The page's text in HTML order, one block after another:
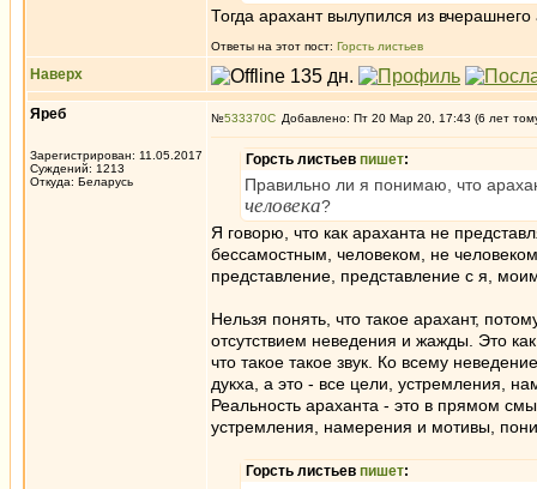
Тогда арахант вылупился из
Ответы на этот пост: Горсть листьев
Наверх
Яреб
Зарегистрирован: 11.05.2017
Суждений: 1213
Откуда: Беларусь
№533370 Добавлено: Пт 20 Мар 20, 17:43 (6 лет
Горсть листьев пишет:
Правильно ли я понимаю, что
человека?
Я говорю, что как араханта не
бессамостным, человеком, не
представление, представление с я,
Нельзя понять, что такое арахант,
отсутствием неведения и жажды. Это
что такое такое звук. Ко всему
дукха, а это - все цели, устремления,
Реальность араханта - это в прямом
устремления, намерения и мотивы,
Горсть листьев пишет: